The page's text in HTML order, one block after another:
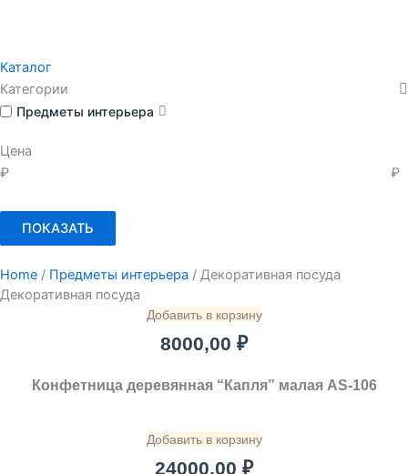
Каталог
Категории
Предметы интерьера
Цена
₽
₽
ПОКАЗАТЬ
Home / Предметы интерьера / Декоративная посуда
Декоративная посуда
Добавить в корзину
8000,00 ₽
Конфетница деревянная “Капля” малая AS-106
Добавить в корзину
24000,00 ₽